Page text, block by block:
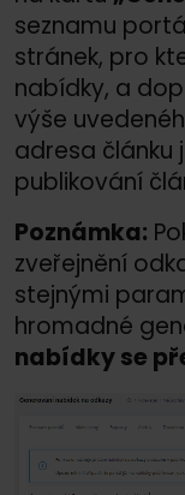
seznamu
stránek, pro
nabídky, a
výše
adresa článku
publikování
Poznámka:
zveřejnění
stejnými
hromadné
nabídky se